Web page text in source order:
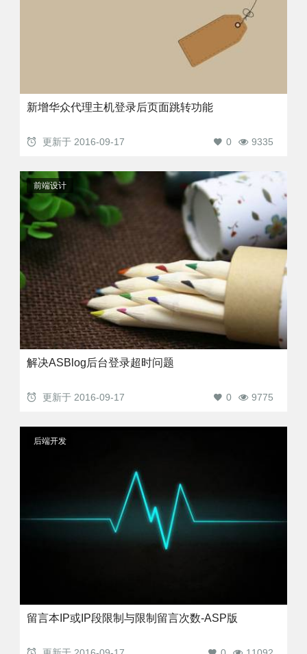
新增华众代理主机登录后页面跳转功能
更新于 2016-09-17 9335
0
前端设计
解决ASBlog后台登录超时问题
更新于 2016-09-17 9775
0
后端开发
留言本IP或IP段限制与限制留言次数-ASP版